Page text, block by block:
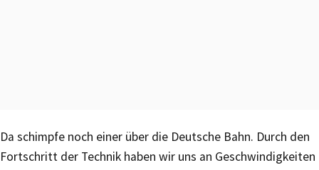
Da schimpfe noch einer über die Deutsche Bahn. Durch den
Fortschritt der Technik haben wir uns an Geschwindigkeiten